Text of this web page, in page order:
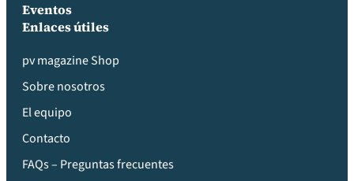
Eventos
Enlaces útiles
pv magazine Shop
Sobre nosotros
El equipo
Contacto
FAQs – Preguntas frecuentes